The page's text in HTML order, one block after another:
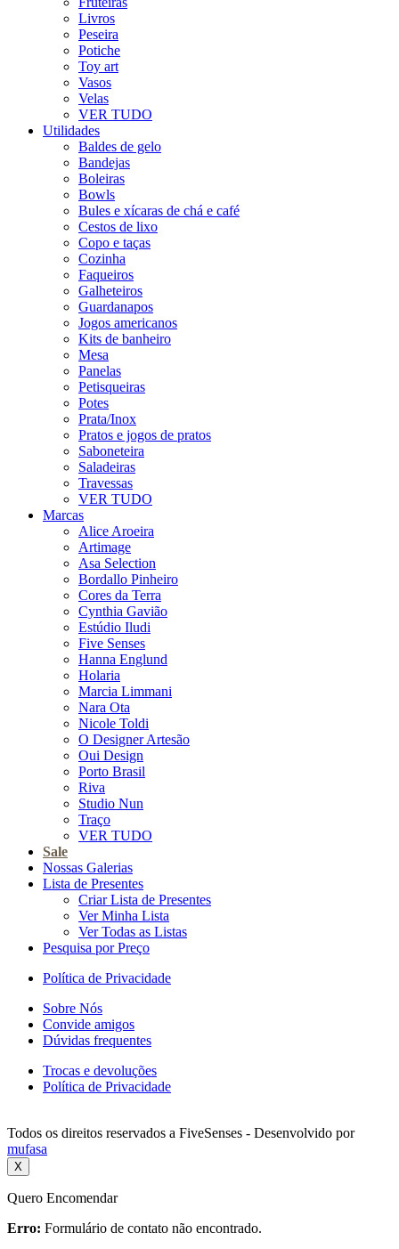
Livros
Peseira
Potiche
Toy art
Vasos
Velas
VER TUDO
Utilidades
Baldes de gelo
Bandejas
Boleiras
Bowls
Bules e xícaras de chá e café
Cestos de lixo
Copo e taças
Cozinha
Faqueiros
Galheteiros
Guardanapos
Jogos americanos
Kits de banheiro
Mesa
Panelas
Petisqueiras
Potes
Prata/Inox
Pratos e jogos de pratos
Saboneteira
Saladeiras
Travessas
VER TUDO
Marcas
Alice Aroeira
Artimage
Asa Selection
Bordallo Pinheiro
Cores da Terra
Cynthia Gavião
Estúdio Iludi
Five Senses
Hanna Englund
Holaria
Marcia Limmani
Nara Ota
Nicole Toldi
O Designer Artesão
Oui Design
Porto Brasil
Riva
Studio Nun
Traço
VER TUDO
Sale
Nossas Galerias
Lista de Presentes
Criar Lista de Presentes
Ver Minha Lista
Ver Todas as Listas
Pesquisa por Preço
Política de Privacidade
Sobre Nós
Convide amigos
Dúvidas frequentes
Trocas e devoluções
Política de Privacidade
Todos os direitos reservados a FiveSenses - Desenvolvido por
mufasa
X
Quero Encomendar
Erro: Formulário de contato não encontrado.